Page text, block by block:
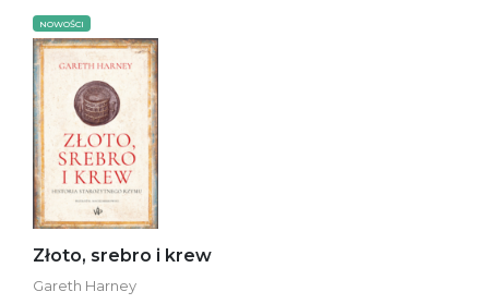
NOWOŚCI
Złoto, srebro i krew
Gareth Harney